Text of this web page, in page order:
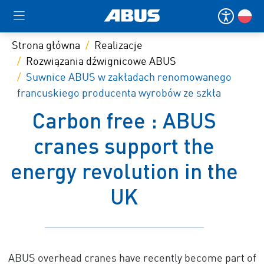
Strona główna
Realizacje
Rozwiązania dźwignicowe ABUS
Suwnice ABUS w zakładach renomowanego
francuskiego producenta wyrobów ze szkła
Carbon free : ABUS
cranes support the
energy revolution in the
UK
ABUS overhead cranes have recently become part of